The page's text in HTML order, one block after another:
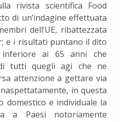
rivista scientifica Food
di un’indagine effettuata
dell’UE, ribattezzata
e i risultati puntano il dito
ai 65 anni che
tutti quegli agi che ne
attenzione a gettare via
in questa
domestico e individuale la
a Paesi notoriamente